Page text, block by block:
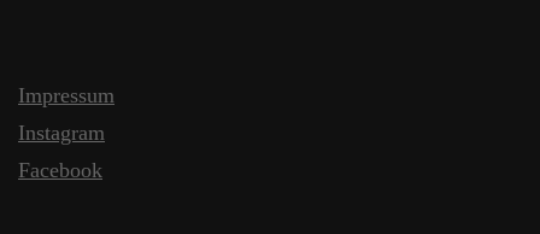
Impressum
Instagram
Facebook